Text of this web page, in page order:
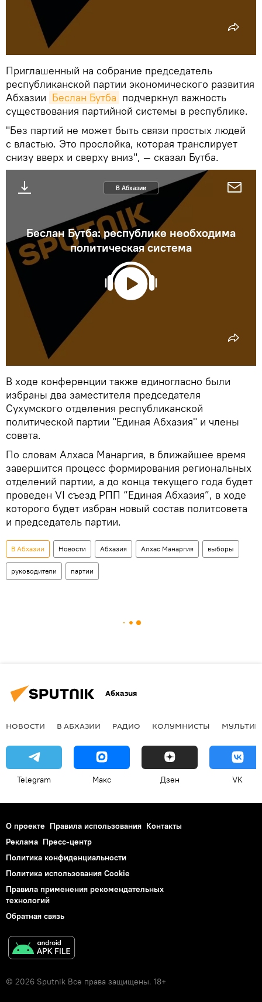
Приглашенный на собрание председатель
республиканской партии экономического развития
Абхазии Беслан Бутба подчеркнул важность
существования партийной системы в республике.
"Без партий не может быть связи простых людей
с властью. Это прослойка, которая транслирует
снизу вверх и сверху вниз", — сказал Бутба.
В Абхазии
Беслан Бутба: республике необходима
политическая система
В ходе конференции также единогласно были
избраны два заместителя председателя
Сухумского отделения республиканской
политической партии "Единая Абхазия" и члены
совета.
По словам Алхаса Манаргия, в ближайшее время
завершится процесс формирования региональных
отделений партии, а до конца текущего года будет
проведен VI съезд РПП “Единая Абхазия”, в ходе
которого будет избран новый состав политсовета
и председатель партии.
В Абхазии Новости Абхазия Алхас Манаргия выборы
руководители партии
Абхазия
НОВОСТИ В АБХАЗИИ РАДИО КОЛУМНИСТЫ
Telegram Макс Дзен VK
О проекте Правила использования Контакты
Реклама Пресс-центр
Политика конфиденциальности
Политика использования Cookie
Правила применения рекомендательных
технологий
Обратная связь
© 2026 Sputnik Все права защищены. 18+